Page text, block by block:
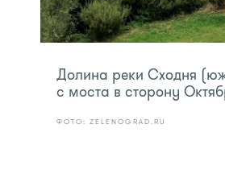
Долина реки Сходня
с моста в сторону
ФОТО: ZELENOGRAD.RU